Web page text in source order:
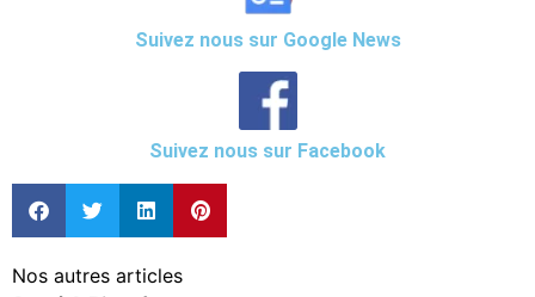
Suivez nous sur Google News
Suivez nous sur Facebook
Nos autres articles